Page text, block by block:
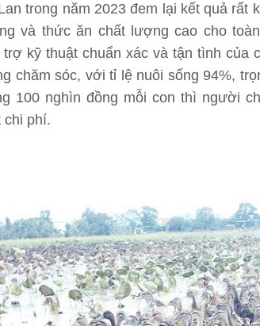
trong năm 2023 đem lại kết quả
và thức ăn chất lượng cao cho
kỹ thuật chuẩn xác và tận tình của
chăm sóc, với tỉ lệ nuôi sống 94%,
100 nghìn đồng mỗi con thì người
chi phí.